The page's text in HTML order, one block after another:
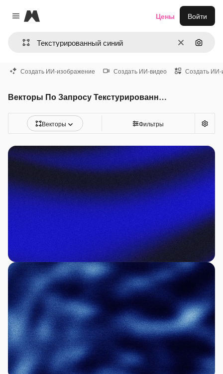
Close menu
Magnific
ОчиститьПоиск
Цены Войти
Создать ИИ-изображение Создать ИИ-видео Создать ИИ-
Векторы По Запросу Текстурированный синий
Векторы Фильтры